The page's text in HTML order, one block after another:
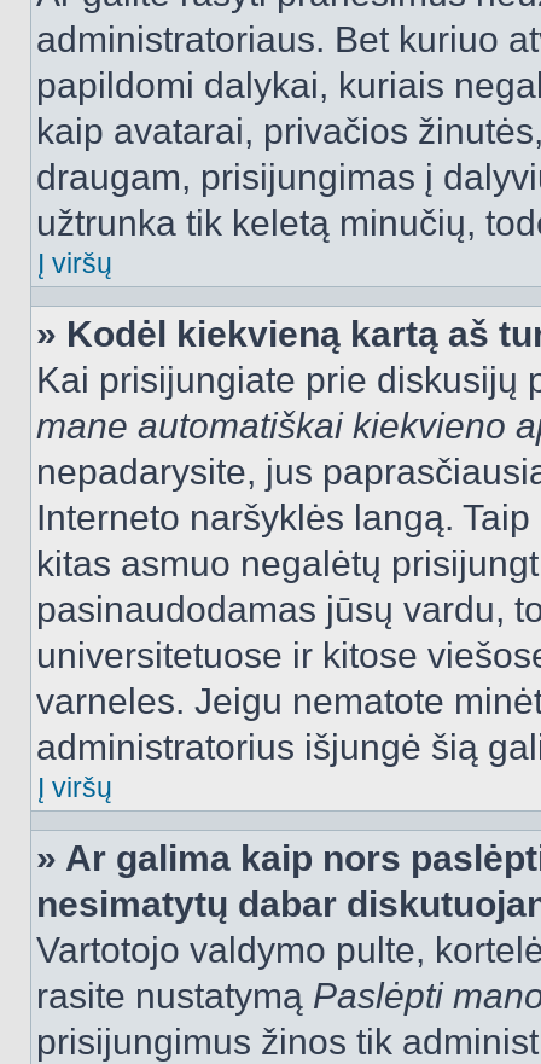
administratoriaus. Bet kuriuo
papildomi dalykai, kuriais
kaip avatarai, privačios
draugam, prisijungimas į
užtrunka tik keletą minučių,
Į viršų
» Kodėl kiekvieną kartą aš
Kai prisijungiate prie diskusijų
mane automatiškai kiekvieno
nepadarysite, jus
Interneto naršyklės langą.
kitas asmuo negalėtų
pasinaudodamas jūsų vardu,
universitetuose ir kitose
varneles. Jeigu nematote
administratorius išjungė šią
Į viršų
» Ar galima kaip nors
nesimatytų dabar
Vartotojo valdymo pulte,
rasite nustatymą Paslėpti
prisijungimus žinos tik